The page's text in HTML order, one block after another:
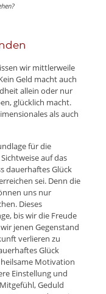
wir mittlerweile
Geld macht auch
allein oder nur
glücklich macht.
als auch
für die
auf das
dauerhaftes Glück
sei. Denn die
uns nur
Dieses
bis wir die Freude
jenen Gegenstand
verlieren zu
Glück
Motivation
Einstellung und
Geduld